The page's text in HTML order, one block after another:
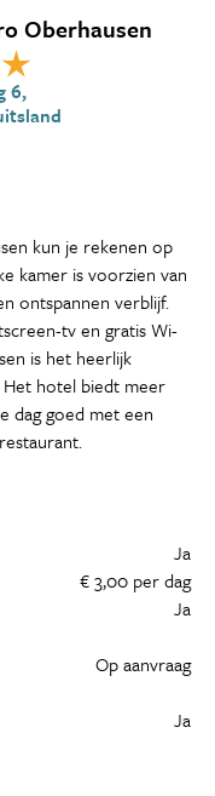
Oberhausen
6,
kun je rekenen op
kamer is voorzien van
ontspannen verblijf.
tv en gratis Wi-
is het heerlijk
Het hotel biedt meer
dag goed met een
Ja
€ 3,00 per dag
Ja
Op aanvraag
Ja